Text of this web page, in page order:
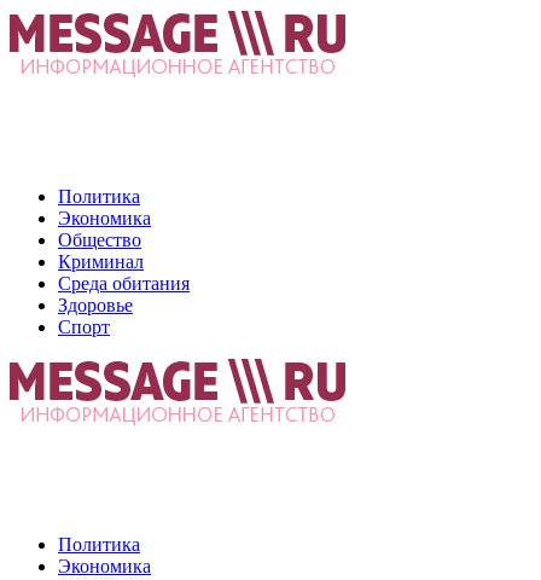
Политика
Экономика
Общество
Криминал
Среда обитания
Здоровье
Спорт
Политика
Экономика